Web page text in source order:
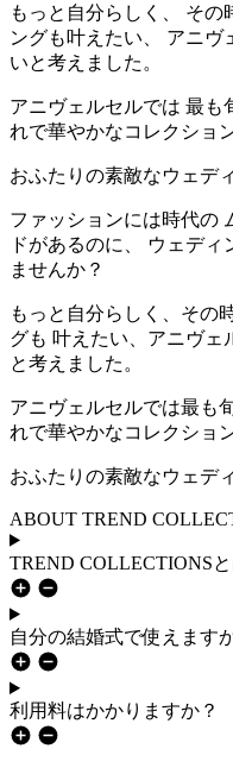
もっと自分らしく、 その
ングも叶えたい、 アニヴ
いと考えました。
アニヴェルセルでは 最も
れで華やかなコレクショ
おふたりの素敵なウェデ
ファッションには時代の
ドがあるのに、 ウェデ
ませんか？
もっと自分らしく、その
グも 叶えたい、アニヴェ
と考えました。
アニヴェルセルでは最も
れで華やかなコレクショ
おふたりの素敵なウェデ
ABOUT TREND
TREND COLLECTIONS
自分の結婚式で使えます
利用料はかかりますか？